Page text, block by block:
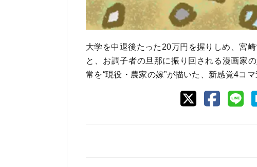
大学を中退後たった20万円を握りしめ、宮
と、お調子者の旦那に振り回される漫画家
常を“現役・農家の嫁”が描いた、新感覚4コマ